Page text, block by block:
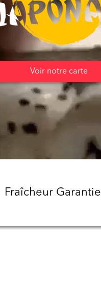
Voir notre carte
Fraîcheur Garantie